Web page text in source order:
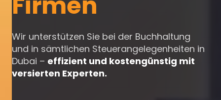
Wir unterstützen Sie bei der Buchhaltung
und in sämtlichen Steuerangelegenheiten in
Dubai – effizient und kostengünstig mit
versierten Experten.